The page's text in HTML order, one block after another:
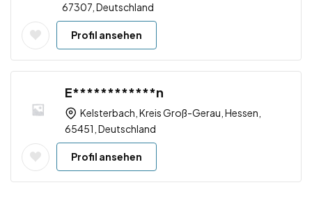
67307, Deutschland
Profil ansehen
E************n
Kelsterbach, Kreis Groß-Gerau, Hessen,
65451, Deutschland
Profil ansehen